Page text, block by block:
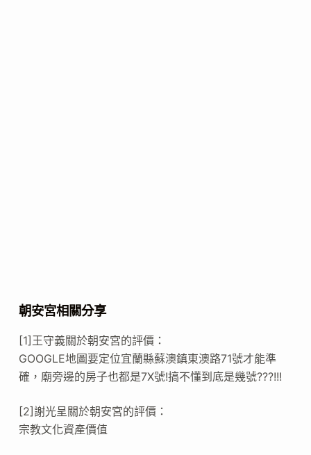
朝安宮相關分享
[1]王守義關於朝安宮的評價：
GOOGLE地圖要定位宜蘭縣蘇澳鎮東澳路71號才能準
確，廟旁邊的房子也都是7X號!搞不懂到底是幾號???!!!
[2]謝光呈關於朝安宮的評價：
宗教文化資產價值